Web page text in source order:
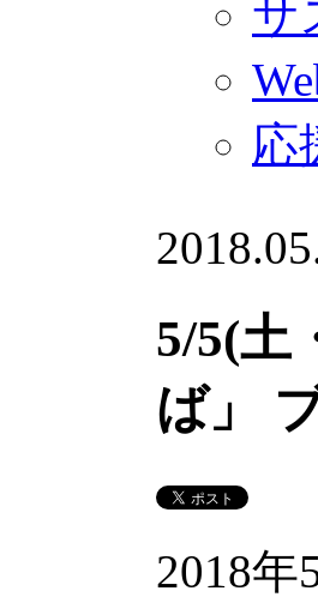
サ
応
5/5(土
ば」
2018